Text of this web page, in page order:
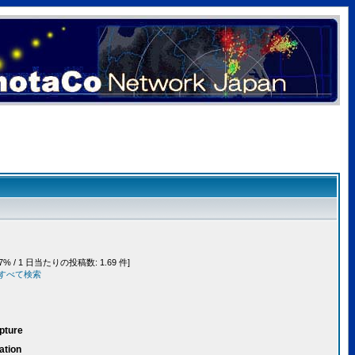
/ 1 日当たりの投稿数: 1.69 件]
べて検索